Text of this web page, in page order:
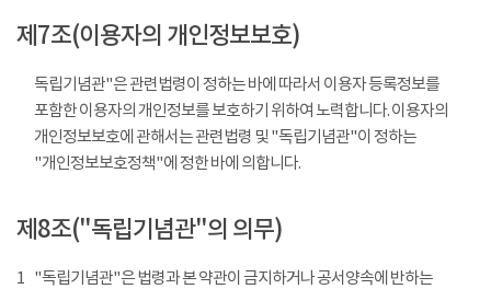
제7조(이용자의 개인정보보호)
독립기념관"은 관련법령이 정하는 바에 따라서 이용자 등록정보를
포함한 이용자의 개인정보를 보호하기 위하여 노력합니다. 이용자의
개인정보보호에 관해서는 관련법령 및 "독립기념관"이 정하는
"개인정보보호정책"에 정한 바에 의합니다.
제8조("독립기념관"의 의무)
1 "독립기념관"은 법령과 본 약관이 금지하거나 공서양속에 반하는